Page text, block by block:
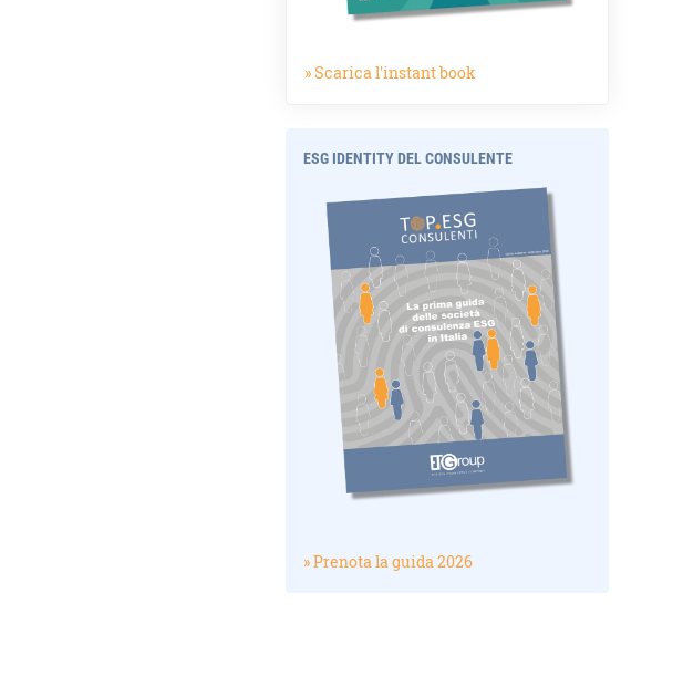
» Scarica l'instant book
ESG IDENTITY DEL CONSULENTE
» Prenota la guida 2026